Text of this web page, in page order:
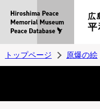
広
平
トップページ 原爆の絵